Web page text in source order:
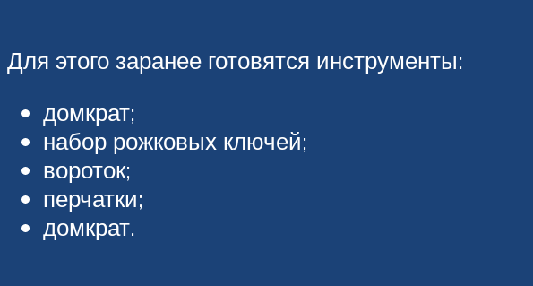
Для этого заранее готовятся инструменты:
домкрат;
набор рожковых ключей;
вороток;
перчатки;
домкрат.